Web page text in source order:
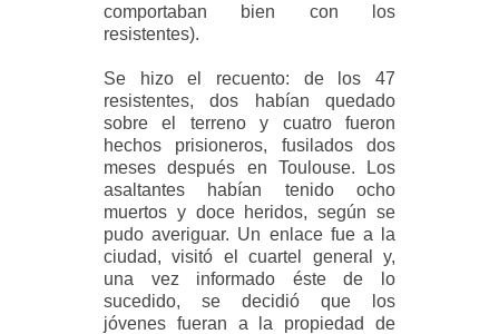
comportaban bien con los
resistentes).
Se hizo el recuento: de los 47
resistentes, dos habían quedado
sobre el terreno y cuatro fueron
hechos prisioneros, fusilados dos
meses después en Toulouse. Los
asaltantes habían tenido ocho
muertos y doce heridos, según se
pudo averiguar. Un enlace fue a la
ciudad, visitó el cuartel general y,
una vez informado éste de lo
sucedido, se decidió que los
jóvenes fueran a la propiedad de